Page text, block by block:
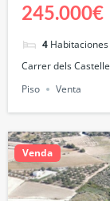
245.000€
4 Habitaciones
Carrer dels
Piso
Venta
Venda